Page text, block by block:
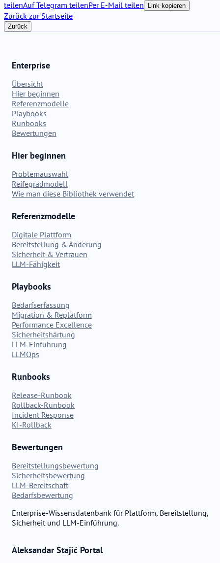
teilenAuf Telegram teilenPer E-Mail teilen Link kopieren
Zurück zur Startseite
Zurück
Enterprise
Übersicht
Hier beginnen
Referenzmodelle
Playbooks
Runbooks
Bewertungen
Hier beginnen
Problemauswahl
Reifegradmodell
Wie man diese Bibliothek verwendet
Referenzmodelle
Digitale Plattform
Bereitstellung & Änderung
Sicherheit & Vertrauen
LLM-Fähigkeit
Playbooks
Bedarfserfassung
Migration & Replatform
Performance Excellence
Sicherheitshärtung
LLM-Einführung
LLMOps
Runbooks
Release-Runbook
Rollback-Runbook
Incident Response
KI-Rollback
Bewertungen
Bereitstellungsbewertung
Sicherheitsbewertung
LLM-Bereitschaft
Bedarfsbewertung
Enterprise-Wissensdatenbank für Plattform, Bereitstellung,
Sicherheit und LLM-Einführung.
Aleksandar Stajić Portal